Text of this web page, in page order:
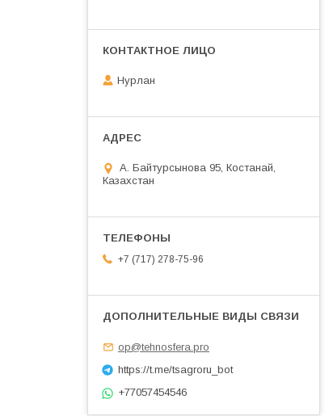
Нурлан
А. Байтурсынова 95, Костанай,
Казахстан
+7 (717) 278-75-96
op@tehnosfera.pro
https://t.me/tsagroru_bot
+77057454546